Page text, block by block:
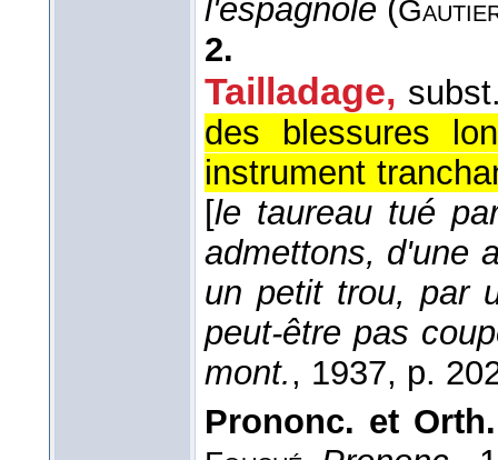
l'espagnole (
2.
Tailladage,
des blessures
instrument
[le taureau tué
admettons, d'une
un petit trou, par
peut-être pas
mont., 1937, p.
Prononc. et